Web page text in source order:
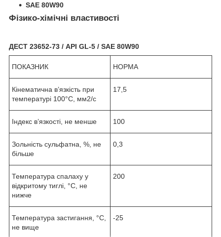
SAE 80W90
Фізико-хімічні властивості
ДЕСТ 23652-73 / API GL-5 / SAE 80W90
ПОКАЗНИК НОРМА
Кінематична в’язкість при
температурі 100°С, мм2/с
17,5
Індекс в’язкості, не менше 100
Зольність сульфатна, %, не
більше
0,3
Температура спалаху у
відкритому тиглі, °С, не
нижче
200
Температура застигання, °С,
не вище
-25